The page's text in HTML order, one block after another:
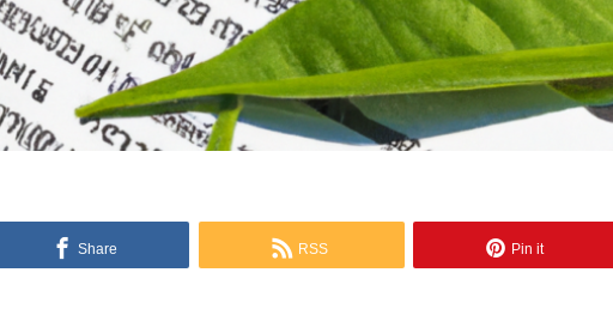
Share RSS Pin it